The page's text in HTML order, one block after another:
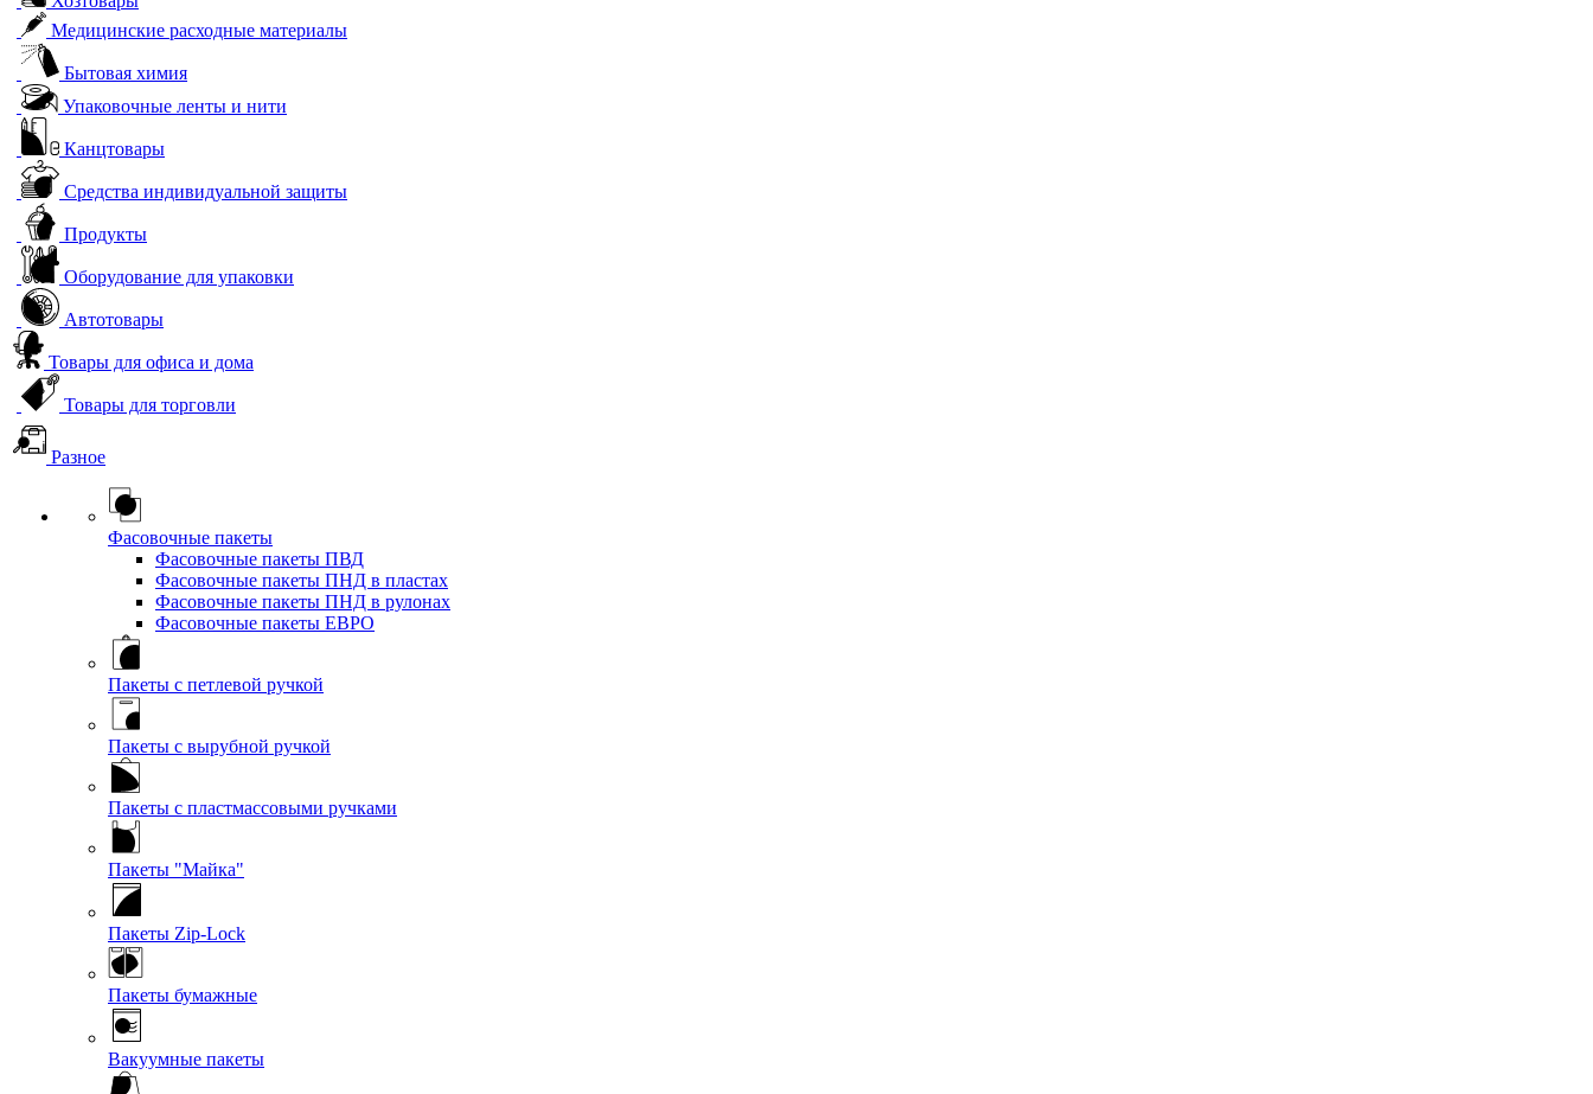
Медицинские расходные материалы
Бытовая химия
Упаковочные ленты и нити
Канцтовары
Средства индивидуальной защиты
Продукты
Оборудование для упаковки
Автотовары
Товары для офиса и дома
Товары для торговли
Разное
Фасовочные пакеты
Фасовочные пакеты ПВД
Фасовочные пакеты ПНД в пластах
Фасовочные пакеты ПНД в рулонах
Фасовочные пакеты ЕВРО
Пакеты с петлевой ручкой
Пакеты с вырубной ручкой
Пакеты с пластмассовыми ручками
Пакеты "Майка"
Пакеты Zip-Lock
Пакеты бумажные
Вакуумные пакеты